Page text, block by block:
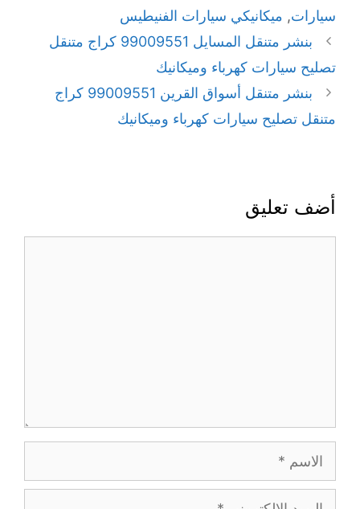
سيارات, ميكانيكي سيارات الفنيطيس
بنشر متنقل المسايل 99009551‬ كراج متنقل
تصليح سيارات كهرباء وميكانيك
بنشر متنقل أسواق القرين 99009551‬ كراج
متنقل تصليح سيارات كهرباء وميكانيك
أضف تعليق